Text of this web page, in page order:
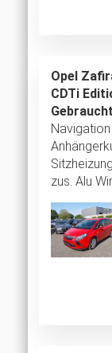
Opel
CDTi
Navigation
zus. Alu